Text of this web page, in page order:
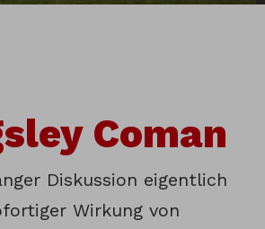
Coman
Diskussion eigentlich
Wirkung von